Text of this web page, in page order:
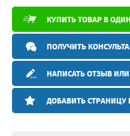
КУПИТЬ ТОВАР В
ПОЛУЧИТЬ
НАПИСАТЬ ОТЗЫВ
ДОБАВИТЬ СТРАНИЦУ